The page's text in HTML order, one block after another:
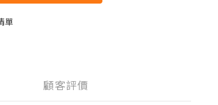
單
顧客評價